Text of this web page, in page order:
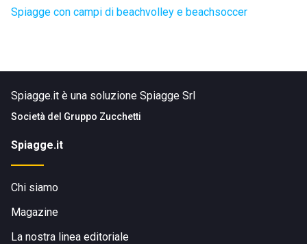
Spiagge con campi di beachvolley e beachsoccer
Spiagge.it è una soluzione Spiagge Srl
Società del Gruppo Zucchetti
Spiagge.it
Chi siamo
Magazine
La nostra linea editoriale